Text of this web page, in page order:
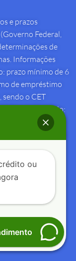
e prazos
Federal,
de
Informações
prazo mínimo de 6
de empréstimo
sendo o CET
a.m. Exemplo:
para ser pago 7
235,23 com taxa
Os valores
a partir das
Taxa de juros
a.m. e
ou